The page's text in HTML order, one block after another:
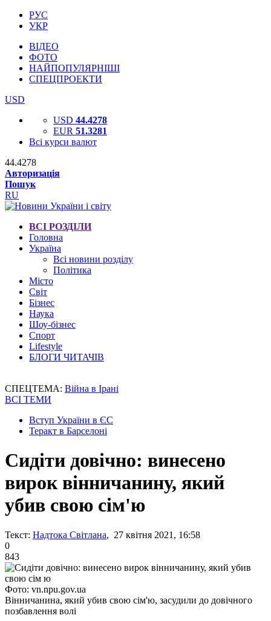
РУС
УКР
ВІДЕО
ФОТО
НАЙПОПУЛЯРНІШІ
СПЕЦПРОЕКТИ
USD
USD 44.4278
EUR 51.3281
Всі курси валют
44.4278
Авторизація
Пошук
RU
ВСІ РОЗДІЛИ
Головна
Україна
Всі новини розділу
Політика
Місто
Світ
Бізнес
Наука
Шоу-бізнес
Спорт
Lifestyle
БЛОГИ ЧИТАЧІВ
СПЕЦТЕМА: Війна в Ірані
ВСІ ТЕМИ
Вступ України в ЄС
Теракт в Барселоні
Сидіти довічно: винесено
вирок вінничанину, який
убив свою сім'ю
Текст: Надтока Світлана, 27 квітня 2021, 16:58
0
843
Фото: vn.npu.gov.ua
Вінничанина, який убив свою сім'ю, засудили до довічного
позбавлення волі